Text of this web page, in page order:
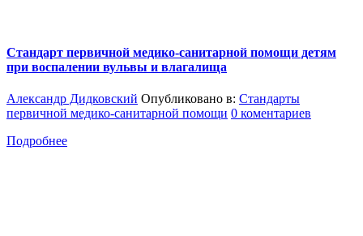
Стандарт первичной медико-санитарной помощи детям
при воспалении вульвы и влагалища
Александр Дидковский Опубликовано в: Стандарты
первичной медико-санитарной помощи 0 коментариев
Подробнее